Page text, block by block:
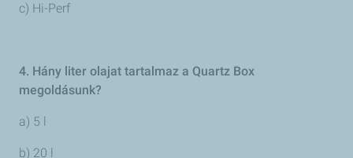
c) Hi-Perf
4. Hány liter olajat tartalmaz a Quartz Box
megoldásunk?
a) 5 l
b) 20 l